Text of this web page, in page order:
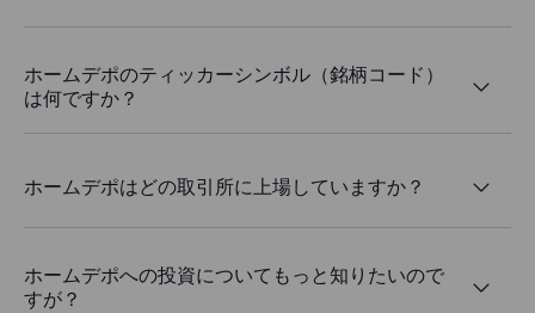
ホームデポのティッカーシンボル（銘柄コード）
は何ですか？
ホームデポはどの取引所に上場していますか？
ホームデポへの投資についてもっと知りたいので
すが？